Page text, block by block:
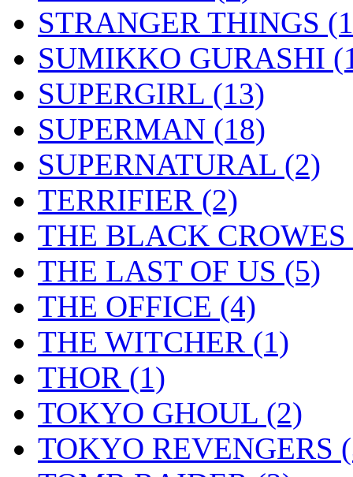
STRANGER THINGS
SUMIKKO GURASHI
SUPERGIRL (13)
SUPERMAN (18)
SUPERNATURAL (2)
TERRIFIER (2)
THE BLACK CROWES
THE LAST OF US (5)
THE OFFICE (4)
THE WITCHER (1)
THOR (1)
TOKYO GHOUL (2)
TOKYO REVENGERS